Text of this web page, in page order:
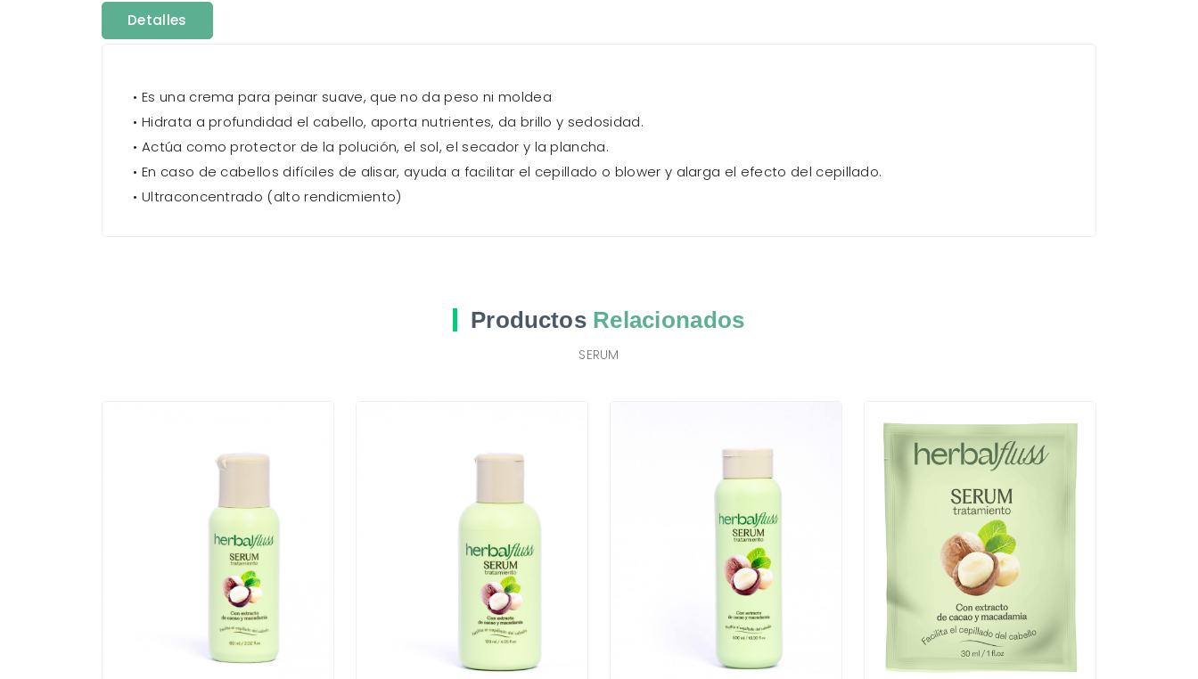
Detalles
• Es una crema para peinar suave, que no da peso ni moldea
• Hidrata a profundidad el cabello, aporta nutrientes, da brillo y sedosidad.
• Actúa como protector de la polución, el sol, el secador y la plancha.
• En caso de cabellos difíciles de alisar, ayuda a facilitar el cepillado o blower y alarga el efecto del cepillado.
• Ultraconcentrado (alto rendicmiento)
Productos Relacionados
SERUM